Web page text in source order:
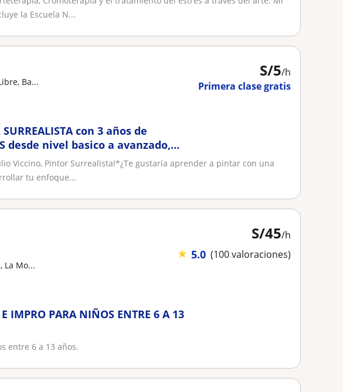
la Escuela N...
S/5/h
Primera clase gratis
Ba...
SURREALISTA con 3 años de
desde nivel basico a avanzado,
Viccino, Pintor Surrealista!*¿Te gustaría aprender a pintar con una
tu enfoque...
S/45/h
★ 5.0 (100 valoraciones)
La Mo...
E IMPRO PARA NIÑOS ENTRE 6 A 13
entre 6 a 13 años.